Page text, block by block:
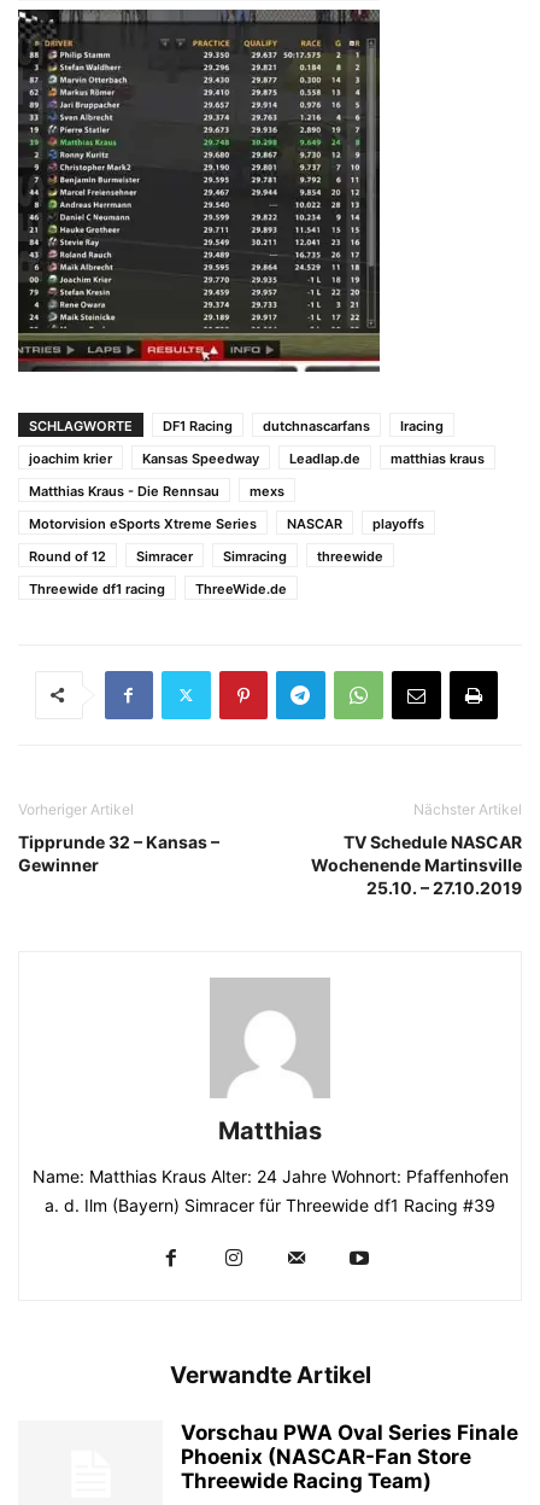
SCHLAGWORTE DF1 Racing dutchnascarfans
Iracing
joachim krier
Kansas Speedway Leadlap.de
matthias kraus
Matthias Kraus - Die Rennsau
mexs
Motorvision eSports Xtreme Series
NASCAR
playoffs
Round of 12
Simracer Simracing
threewide
Threewide df1 racing
ThreeWide.de
Vorheriger Artikel
Tipprunde 32 – Kansas –
Gewinner
Nächster Artikel
TV Schedule NASCAR
Wochenende Martinsville
25.10. – 27.10.2019
Matthias
Name: Matthias Kraus Alter: 24 Jahre Wohnort: Pfaffenhofen
a. d. Ilm (Bayern) Simracer für Threewide df1 Racing #39
Verwandte Artikel
Vorschau PWA Oval Series Finale
Phoenix (NASCAR-Fan Store
Threewide Racing Team)